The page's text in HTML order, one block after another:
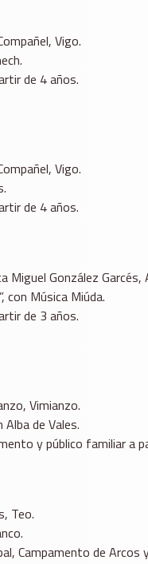
Vigo.
de 4 años.
Vigo.
de 4 años.
Miguel González Garcés,
con Música Miúda.
de 3 años.
Vimianzo.
Alba de Vales.
y público familiar a
Teo.
Campamento de